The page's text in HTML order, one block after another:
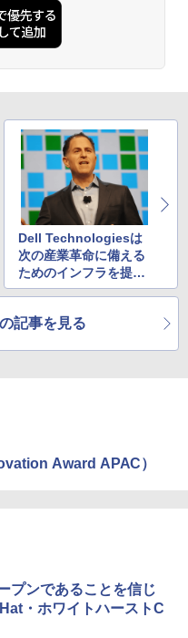
Dell Technologiesは
次の産業革命に備える
ためのインフラを提供
する――、マイケル・
記事を見る
Award APAC）
プンであることを信じ
・ホワイトハーストC